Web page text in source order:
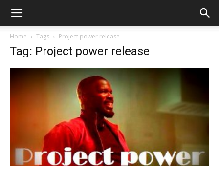
Home Tags Project power release
Tag: Project power release